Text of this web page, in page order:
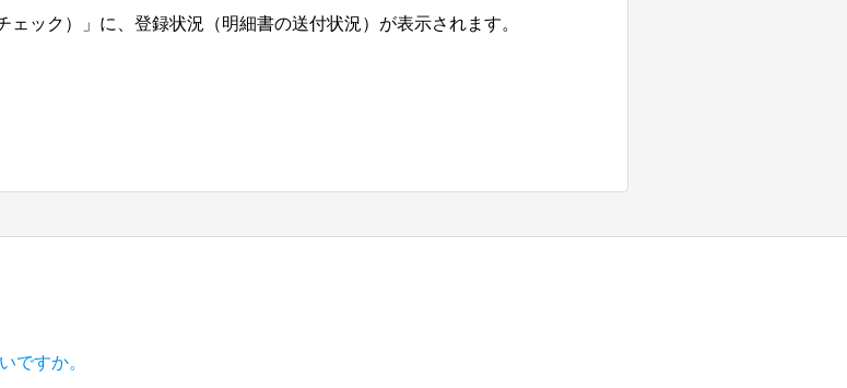
ック）」に、登録状況（明細書の送付状況）が表示されます。
ですか。